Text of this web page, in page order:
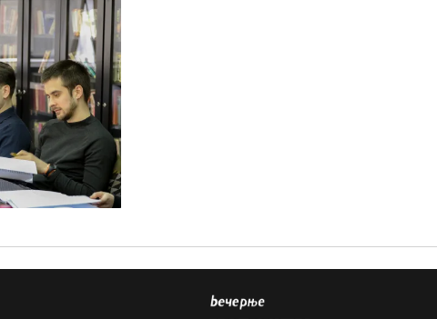
untitled_50